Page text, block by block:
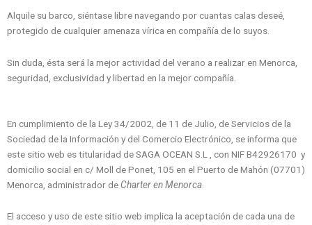
Alquile su barco, siéntase libre navegando por cuantas calas deseé,
protegido de cualquier amenaza vírica en compañía de lo suyos.
Sin duda, ésta será la mejor actividad del verano a realizar en Menorca,
seguridad, exclusividad y libertad en la mejor compañía.
En cumplimiento de la Ley 34/2002, de 11 de Julio, de Servicios de la
Sociedad de la Información y del Comercio Electrónico, se informa que
este sitio web es titularidad de SAGA OCEAN S.L , con NIF B42926170 y
domicilio social en c/ Moll de Ponet, 105 en el Puerto de Mahón (07701)
Menorca, administrador de Charter en Menorca
El acceso y uso de este sitio web implica la aceptación de cada una de